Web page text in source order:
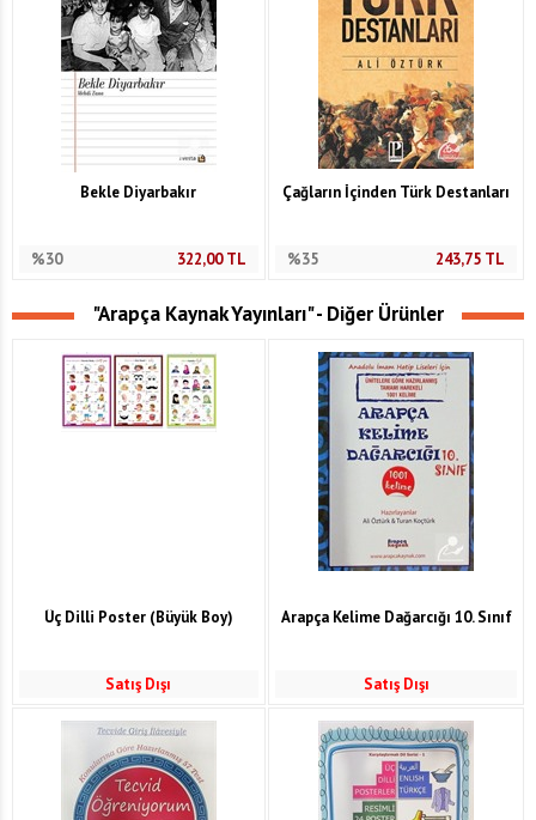
Bekle Diyarbakır
%30 322,00TL
Çağların İçinden Türk Destanları
%35 243,75 TL
"Arapça Kaynak Yayınları" - Diğer Ürünler
Üç Dilli Poster (Büyük Boy)
Satış Dışı
Arapça Kelime Dağarcığı 10. Sınıf
Satış Dışı